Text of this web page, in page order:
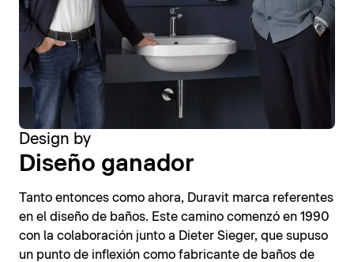
Design by
Diseño ganador
Tanto entonces como ahora, Duravit marca referentes
en el diseño de baños. Este camino comenzó en 1990
con la colaboración junto a Dieter Sieger, que supuso
un punto de inflexión como fabricante de baños de